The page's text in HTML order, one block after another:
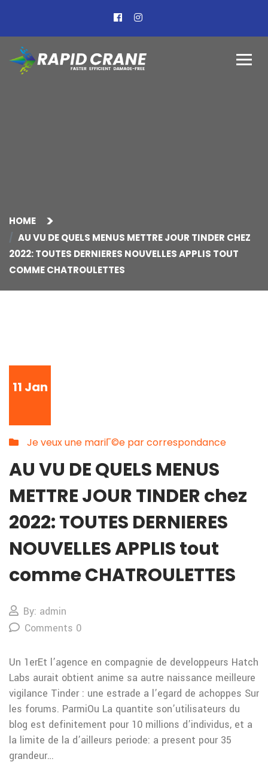
HOME
AU VU DE QUELS MENUS METTRE JOUR TINDER CHEZ
2022: TOUTES DERNIERES NOUVELLES APPLIS TOUT
COMME CHATROULETTES
11 Jan
Je veux une mariГ©e par correspondance
AU VU DE QUELS MENUS
METTRE JOUR TINDER chez
2022: TOUTES DERNIERES
NOUVELLES APPLIS tout
comme CHATROULETTES
By: admin
Comments 0
Un 1erEt l’agence en compagnie de developpeurs Hatch
Labs aurait obtient anime sa autre naissance meilleure
vigilance Tinder : une estrade a l’egard de achoppes Sur
les forums. ParmiOu La quantite son’utilisateurs du
blog est definitement pour 10 millions d’individus, et a
la limite de la d’ailleurs periode: a present pour 35
grandeur…